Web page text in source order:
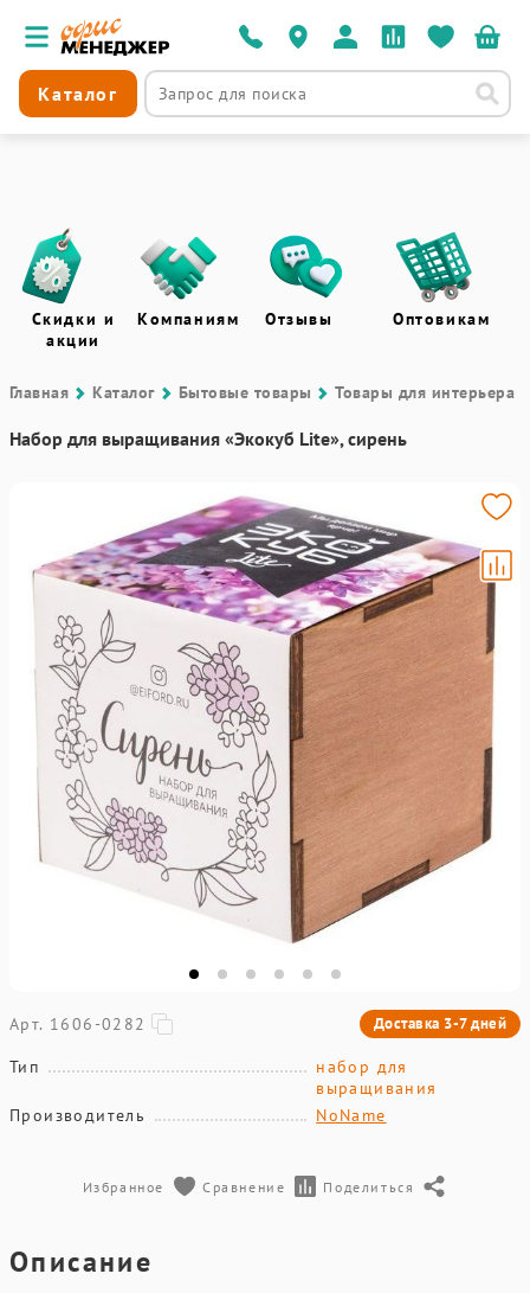
Каталог
Скидки и
акции
Компаниям Отзывы Оптовикам
Главная Каталог Бытовые товары Товары для интерьера
Набор для выращивания «Экокуб Lite», сирень
Арт. 1606-0282 Доставка 3-7 дней
Тип
набор для
выращивания
Производитель
NoName
Избранное Сравнение Поделиться
Описание